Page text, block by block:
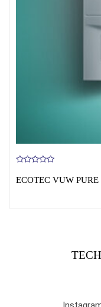
o
u
ECOTEC VUW PURE